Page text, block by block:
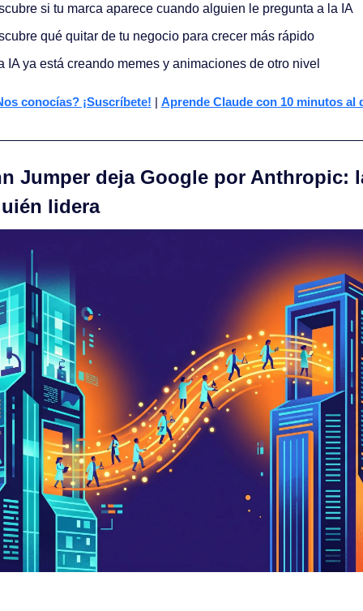
si tu marca aparece cuando alguien le pregunta a la IA
qué quitar de tu negocio para crecer más rápido
IA ya está creando memes y animaciones de otro nivel
conocías? ¡Suscríbete! | Aprende Claude con 10 minutos al
Jumper deja Google por Anthropic:
lidera